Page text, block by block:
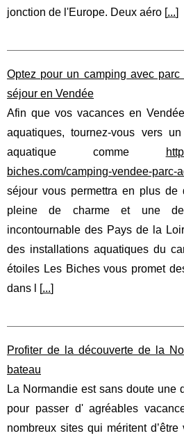
jonction de l'Europe. Deux aéro [...]
Optez pour un camping avec
séjour en Vendée
Afin que vos vacances en
aquatiques, tournez-vous vers
aquatique comme
biches.com/camping-vendee-parc-
séjour vous permettra en plus de
pleine de charme et une
incontournable des Pays de la
des installations aquatiques du
étoiles Les Biches vous promet
dans l [...]
Profiter de la découverte de la
bateau
La Normandie est sans doute une
pour passer d' agréables
nombreux sites qui méritent